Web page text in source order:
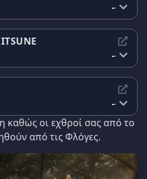
--
--
--
καθώς οι εχθροί σας από το
από τις Φλόγες.